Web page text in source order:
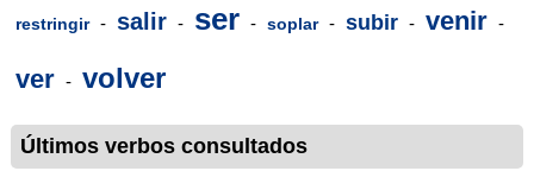
restringir - salir - ser - soplar - subir - venir -
ver - volver
Últimos verbos consultados